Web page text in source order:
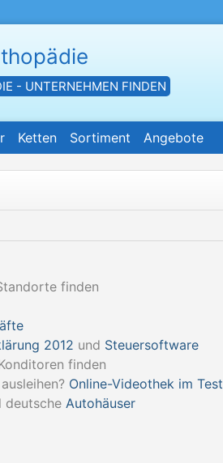
- UNTERNEHMEN FINDEN
Ketten Sortiment Angebote
finden
2012 und Steuersoftware
finden
Online-Videothek im Test
deutsche Autohäuser